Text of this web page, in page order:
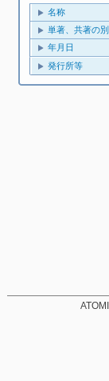
名称
単著、共著の別
年月日
発行所等